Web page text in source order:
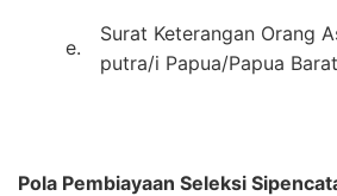
e.
Surat Keterangan Orang
putra/i Papua/Papua
Pola Pembiayaan Seleksi